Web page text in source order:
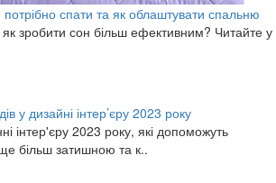
потрібно спати та як облаштувати спальню
зробити сон більш ефективним? Читайте у
у дизайні інтер’єру 2023 року
інтер'єру 2023 року, які допоможуть
більш затишною та к..